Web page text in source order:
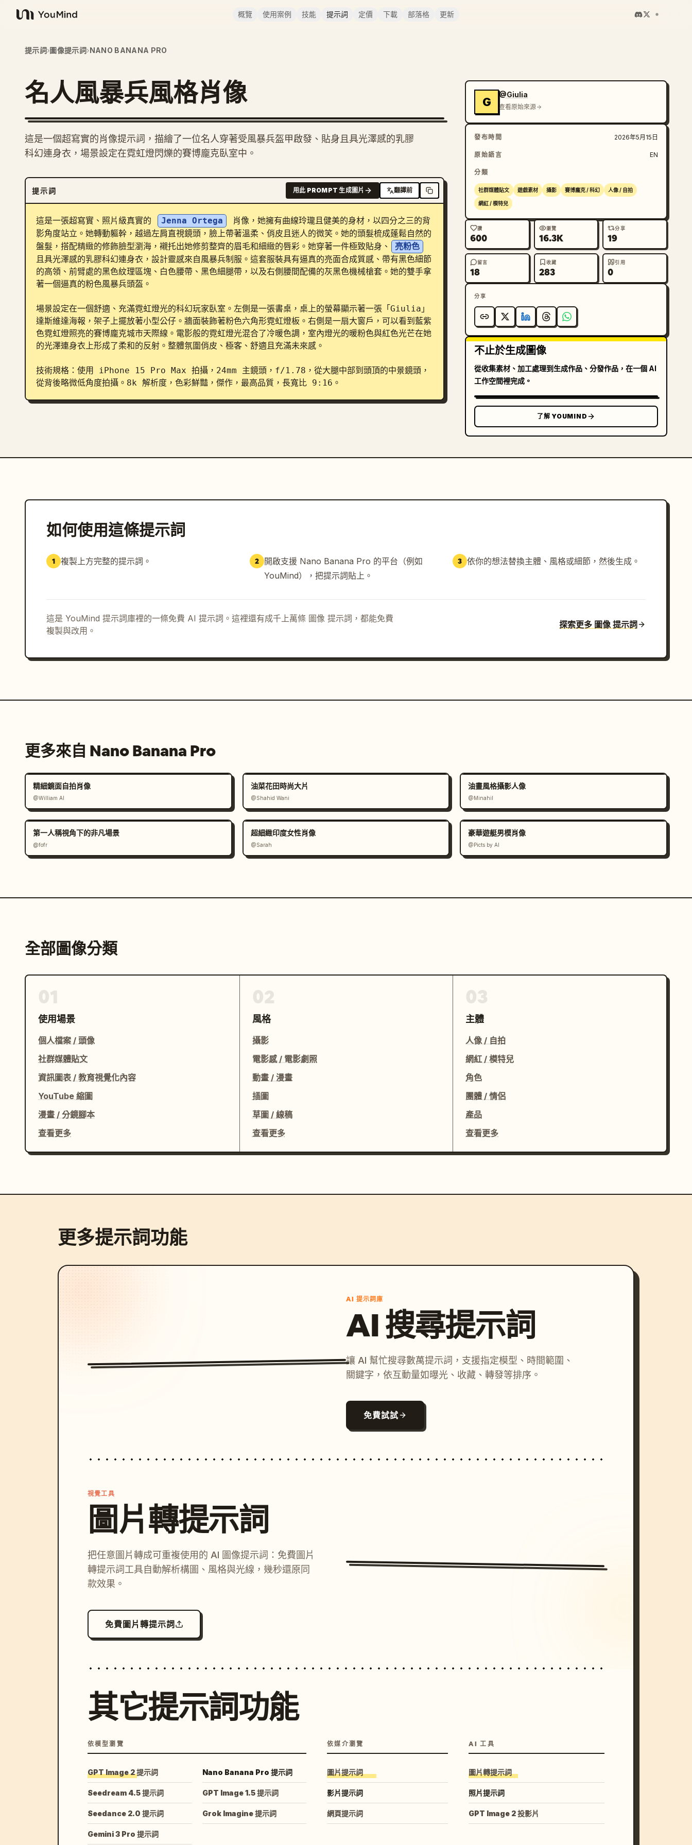
YouMind
概覽 使用案例 技能 提示詞 定價 下載 部落格 更新
提示詞›圖像提示詞›NANO BANANA PRO
名人風暴兵風格肖像
這是一個超寫實的肖像提示詞，描繪了一位名人穿著受風暴兵盔甲啟發、貼身且具光澤感的乳膠
科幻連身衣，場景設定在霓虹燈閃爍的賽博龐克臥室中。
提示詞 用此 PROMPT 生成圖片 翻譯前
這是一張超寫實、照片級真實的 Jenna Ortega
肖像，她擁有曲線玲瓏且健美的身材，以四分之三的背
影角度站立。她轉動軀幹，越過左肩直視鏡頭，臉上帶著溫柔、俏皮且迷人的微笑。她的頭髮梳成蓬鬆自然的
盤髮，搭配精緻的修飾臉型瀏海，襯托出她修剪整齊的眉毛和細緻的唇彩。她穿著一件極致貼身、
亮粉色
且具光澤感的乳膠科幻連身衣，設計靈感來自風暴兵制服。這套服裝具有逼真的亮面合成質感、帶有黑色細節
的高領、前臂處的黑色紋理區塊、白色腰帶、黑色細腿帶，以及右側腰間配備的灰黑色機械槍套。她的雙手拿
著一個逼真的粉色風暴兵頭盔。
場景設定在一個舒適、充滿霓虹燈光的科幻玩家臥室。左側是一張書桌，桌上的螢幕顯示著一張「Giulia」
達斯維達海報，架子上擺放著小型公仔。牆面裝飾著粉色六角形霓虹燈板。右側是一扇大窗戶，可以看到藍紫
色霓虹燈照亮的賽博龐克城市天際線。電影般的霓虹燈光混合了冷暖色調，室內燈光的暖粉色與紅色光芒在她
的光澤連身衣上形成了柔和的反射。整體氛圍俏皮、極客、舒適且充滿未來感。
技術規格：使用 iPhone 15 Pro Max 拍攝，24mm 主鏡頭，f/1.78，從大腿中部到頭頂的中景鏡頭，
從背後略微低角度拍攝。8k 解析度，色彩鮮豔，傑作，最高品質，長寬比 9:16。
G
@Giulia
查看原始來源
發布時間 2026年5月15日
原始語言 EN
分類
社群媒體貼文 遊戲素材 攝影 賽博龐克 / 科幻 人像 / 自拍
網紅 / 模特兒
讚
600
瀏覽
16.3K
分享
19
留言
18
收藏
283
引用
0
分享
不止於生成圖像
從收集素材、加工處理到生成作品、分發作品，在一個 AI
工作空間裡完成。
了解 YOUMIND
如何使用這條提示詞
1 複製上方完整的提示詞。 2 開啟支援 Nano Banana Pro 的平台（例如
YouMind），把提示詞貼上。
3 依你的想法替換主體、風格或細節，然後生成。
這是 YouMind 提示詞庫裡的一條免費 AI 提示詞。這裡還有成千上萬條 圖像 提示詞，都能免費
複製與改用。
探索更多 圖像 提示詞
更多來自 Nano Banana Pro
精細鏡面自拍肖像
@William AI
油菜花田時尚大片
@Shahid Wani
油畫風格攝影人像
@Minahil
第一人稱視角下的非凡場景
@fofr
超細緻印度女性肖像
@Sarah
豪華遊艇男模肖像
@Picts by AI
全部圖像分類
使用場景
個人檔案 / 頭像
社群媒體貼文
資訊圖表 / 教育視覺化內容
YouTube 縮圖
漫畫 / 分鏡腳本
查看更多
風格
攝影
電影感 / 電影劇照
動畫 / 漫畫
插圖
草圖 / 線稿
查看更多
主體
人像 / 自拍
網紅 / 模特兒
角色
團體 / 情侶
產品
查看更多
更多提示詞功能
AI 提示詞庫
AI 搜尋提示詞
讓 AI 幫忙搜尋數萬提示詞，支援指定模型、時間範圍、
關鍵字，依互動量如曝光、收藏、轉發等排序。
免費試試
視覺工具
圖片轉提示詞
把任意圖片轉成可重複使用的 AI 圖像提示詞：免費圖片
轉提示詞工具自動解析構圖、風格與光線，幾秒還原同
款效果。
免費圖片轉提示詞
其它提示詞功能
依模型瀏覽
GPT Image 2 提示詞 Nano Banana Pro 提示詞
Seedream 4.5 提示詞 GPT Image 1.5 提示詞
Seedance 2.0 提示詞 Grok Imagine 提示詞
Gemini 3 Pro 提示詞
依媒介瀏覽
圖片提示詞
影片提示詞
網頁提示詞
AI 工具
圖片轉提示詞
照片提示詞
GPT Image 2 投影片